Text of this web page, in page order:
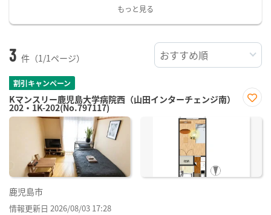
もっと見る
3 件（1/1ページ）
割引キャンペーン
Kマンスリー鹿児島大学病院西（山田インターチェンジ南）
202・1K-202(No.797117)
に入
鹿児島市
情報更新日 2026/08/03 17:28